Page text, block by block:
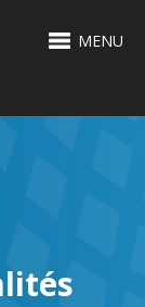
MENU